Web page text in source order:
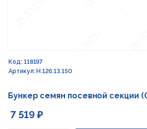
Код: 118197
Артикул: Н.126.13.150
Бункер семян посевной секции
7 519 ₽